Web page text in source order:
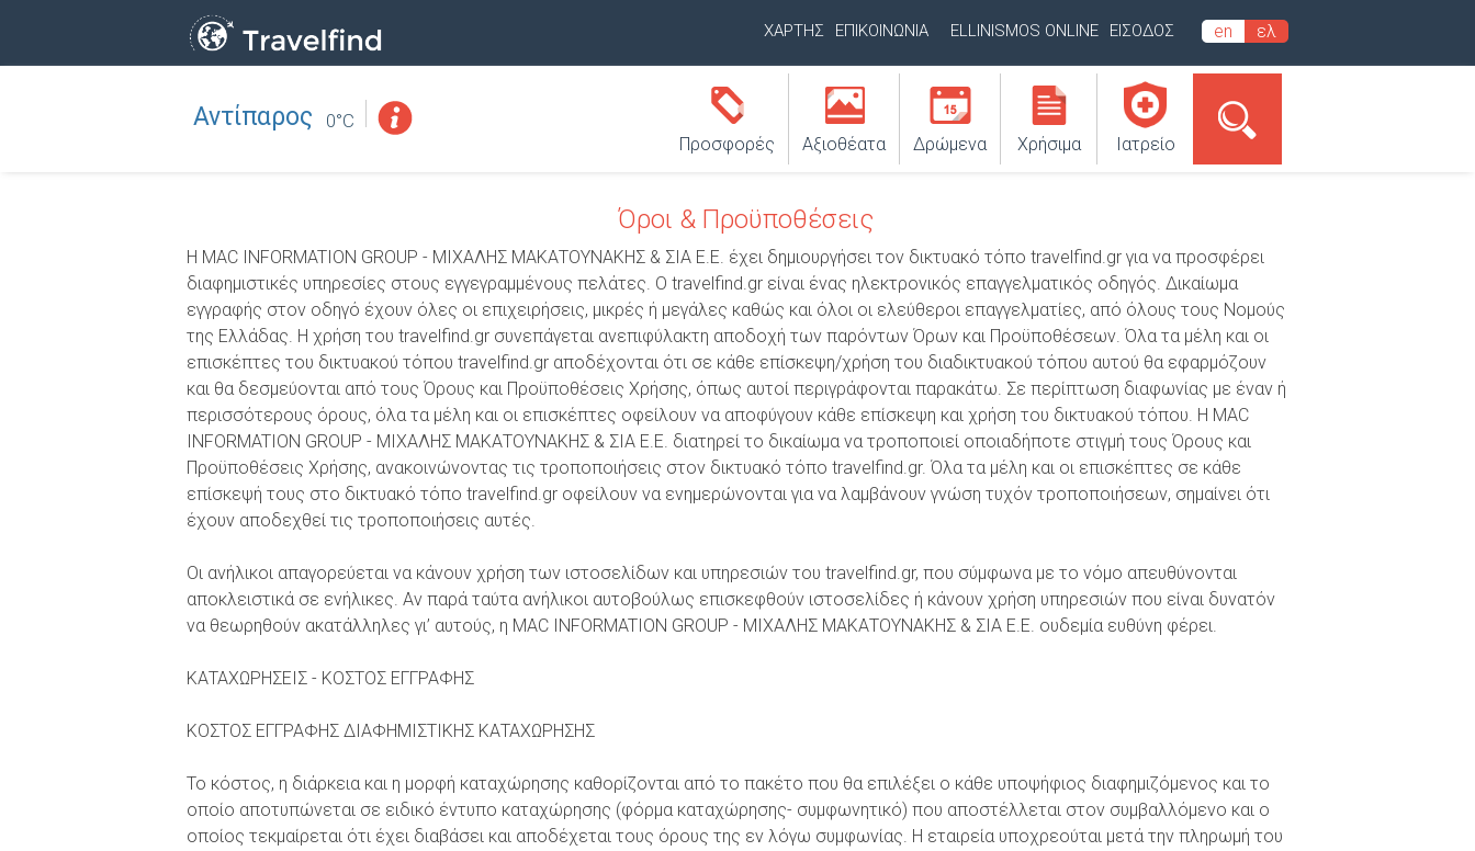
περιεχόμενο
ΕΙΣΟΔΟΣ en ελ
Ρ
Ε
Ύ
Ο
Ν
Μ
Ε
Ν
Ύ
ΧΑΡΤΗΣ ΕΠΙΚΟΙΝΩΝΙΑ ELLINISMOS ONLINE
Αντίπαρος 0°C
ι
ο
μ
ε
ν
ο
ύ
Προσφορές Αξιοθέατα Δρώμενα Χρήσιμα Ιατρείο
ΒΡΕΙΤΕ
Περιοχή / Διεύθυνση
Όροι & Προϋποθέσεις
Η MAC INFORMATION GROUP - ΜΙΧΑΛΗΣ ΜΑΚΑΤΟΥΝΑΚΗΣ & ΣΙΑ Ε.Ε. έχει δημιουργήσει τον δικτυακό τόπο travelfind.gr για να προσφέρει
διαφημιστικές υπηρεσίες στους εγγεγραμμένους πελάτες. Ο travelfind.gr είναι ένας ηλεκτρονικός επαγγελματικός οδηγός. Δικαίωμα
εγγραφής στον οδηγό έχουν όλες οι επιχειρήσεις, μικρές ή μεγάλες καθώς και όλοι οι ελεύθεροι επαγγελματίες, από όλους τους Νομούς
της Ελλάδας. Η χρήση του travelfind.gr συνεπάγεται ανεπιφύλακτη αποδοχή των παρόντων Όρων και Προϋποθέσεων. Όλα τα μέλη και οι
επισκέπτες του δικτυακού τόπου travelfind.gr αποδέχονται ότι σε κάθε επίσκεψη/χρήση του διαδικτυακού τόπου αυτού θα εφαρμόζουν
και θα δεσμεύονται από τους Όρους και Προϋποθέσεις Χρήσης, όπως αυτοί περιγράφονται παρακάτω. Σε περίπτωση διαφωνίας με έναν ή
περισσότερους όρους, όλα τα μέλη και οι επισκέπτες οφείλουν να αποφύγουν κάθε επίσκεψη και χρήση του δικτυακού τόπου. Η MAC
INFORMATION GROUP - ΜΙΧΑΛΗΣ ΜΑΚΑΤΟΥΝΑΚΗΣ & ΣΙΑ Ε.Ε. διατηρεί το δικαίωμα να τροποποιεί οποιαδήποτε στιγμή τους Όρους και
Προϋποθέσεις Χρήσης, ανακοινώνοντας τις τροποποιήσεις στον δικτυακό τόπο travelfind.gr. Όλα τα μέλη και οι επισκέπτες σε κάθε
επίσκεψή τους στο δικτυακό τόπο travelfind.gr οφείλουν να ενημερώνονται για να λαμβάνουν γνώση τυχόν τροποποιήσεων, σημαίνει ότι
έχουν αποδεχθεί τις τροποποιήσεις αυτές.
Οι ανήλικοι απαγορεύεται να κάνουν χρήση των ιστοσελίδων και υπηρεσιών του travelfind.gr, που σύμφωνα με το νόμο απευθύνονται
αποκλειστικά σε ενήλικες. Αν παρά ταύτα ανήλικοι αυτοβούλως επισκεφθούν ιστοσελίδες ή κάνουν χρήση υπηρεσιών που είναι δυνατόν
να θεωρηθούν ακατάλληλες γι’ αυτούς, η MAC INFORMATION GROUP - ΜΙΧΑΛΗΣ ΜΑΚΑΤΟΥΝΑΚΗΣ & ΣΙΑ Ε.Ε. ουδεμία ευθύνη φέρει.
ΚΑΤΑΧΩΡΗΣΕΙΣ - ΚΟΣΤΟΣ ΕΓΓΡΑΦΗΣ
ΚΟΣΤΟΣ ΕΓΓΡΑΦΗΣ ΔΙΑΦΗΜΙΣΤΙΚΗΣ ΚΑΤΑΧΩΡΗΣΗΣ
Το κόστος, η διάρκεια και η μορφή καταχώρησης καθορίζονται από το πακέτο που θα επιλέξει ο κάθε υποψήφιος διαφημιζόμενος και το
οποίο αποτυπώνεται σε ειδικό έντυπο καταχώρησης (φόρμα καταχώρησης- συμφωνητικό) που αποστέλλεται στον συμβαλλόμενο και ο
οποίος τεκμαίρεται ότι έχει διαβάσει και αποδέχεται τους όρους της εν λόγω συμφωνίας. Η εταιρεία υποχρεούται μετά την πληρωμή του